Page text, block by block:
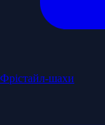
Фрістайл-шахи